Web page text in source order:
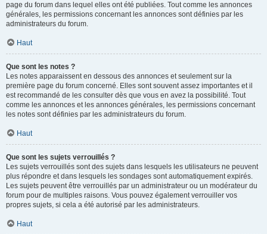
page du forum dans lequel elles ont été publiées. Tout comme les annonces
générales, les permissions concernant les annonces sont définies par les
administrateurs du forum.
Haut
Que sont les notes ?
Les notes apparaissent en dessous des annonces et seulement sur la
première page du forum concerné. Elles sont souvent assez importantes et il
est recommandé de les consulter dès que vous en avez la possibilité. Tout
comme les annonces et les annonces générales, les permissions concernant
les notes sont définies par les administrateurs du forum.
Haut
Que sont les sujets verrouillés ?
Les sujets verrouillés sont des sujets dans lesquels les utilisateurs ne peuvent
plus répondre et dans lesquels les sondages sont automatiquement expirés.
Les sujets peuvent être verrouillés par un administrateur ou un modérateur du
forum pour de multiples raisons. Vous pouvez également verrouiller vos
propres sujets, si cela a été autorisé par les administrateurs.
Haut